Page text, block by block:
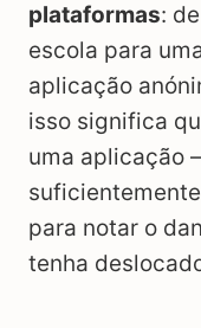
plataformas:
escola para
aplicação
isso significa
uma aplicação
para notar o
tenha